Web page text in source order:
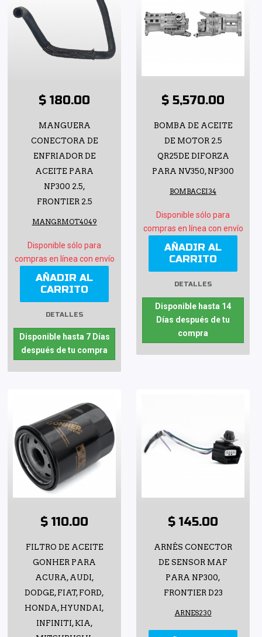
$ 180.00
MANGUERA
CONECTORA DE
ENFRIADOR DE
ACEITE PARA
NP300 2.5,
FRONTIER 2.5
MANGRMOT4049
Disponible sólo para
compras en línea con envío
AÑADIR AL
CARRITO
DETALLES
Disponible hasta 7 Días
después de tu compra
$ 5,570.00
BOMBA DE ACEITE
DE MOTOR 2.5
QR25DE DIFORZA
PARA NV350, NP300
BOMBACEI34
Disponible sólo para
compras en línea con envío
AÑADIR AL
CARRITO
DETALLES
Disponible hasta 14
Días después de tu
compra
$ 110.00
FILTRO DE ACEITE
GONHER PARA
ACURA, AUDI,
DODGE, FIAT, FORD,
HONDA, HYUNDAI,
INFINITI, KIA,
$ 145.00
ARNÉS CONECTOR
DE SENSOR MAF
PARA NP300,
FRONTIER D23
ARNES230